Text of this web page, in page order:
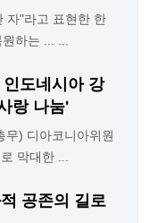
자"라고 표현한 한
하는 ... ...
도네시아 강
랑 나눔'
무) 디아코니아위원
막대한 ...
공존의 길로